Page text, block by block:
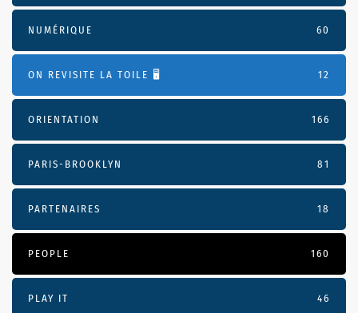
NUMÉRIQUE 60
ON REVISITE LA TOILE 🖥️ 12
ORIENTATION 166
PARIS-BROOKLYN 81
PARTENAIRES 18
PEOPLE 160
PLAY IT 46